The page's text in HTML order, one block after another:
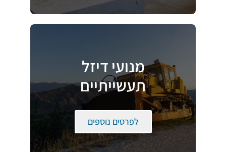
מנועי דיזל
תעשייתיים
לפרטים נוספים